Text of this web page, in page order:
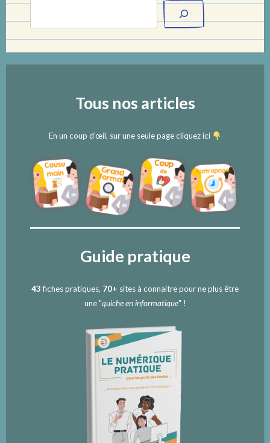
Tous nos articles
En un coup d’œil, sur une seule page cliquez ici
Guide pratique
43fiches pratiques, 70+ sites à connaitre pour ne plus être
une "quiche en informatique" !